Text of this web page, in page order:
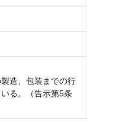
造、包装までの行
る。（告示第5条